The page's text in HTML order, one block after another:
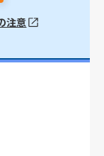
注意